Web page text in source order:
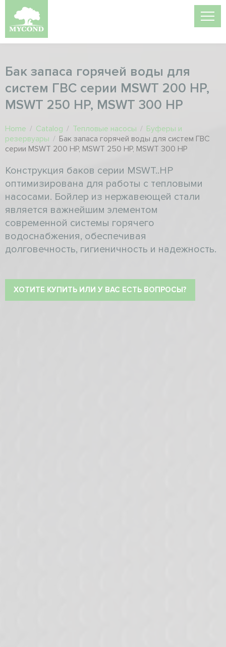
Бак запаса горячей воды для
систем ГВС серии MSWT 200 HP,
MSWT 250 HP, MSWT 300 HP
Home / Catalog / Тепловые насосы / Буферы и
резервуары / Бак запаса горячей воды для систем ГВС
серии MSWT 200 HP, MSWT 250 HP, MSWT 300 HP
Конструкция баков серии MSWT..HP
оптимизирована для работы с тепловыми
насосами. Бойлер из нержавеющей стали
является важнейшим элементом
современной системы горячего
водоснабжения, обеспечивая
долговечность, гигиеничность и надежность.
ХОТИТЕ КУПИТЬ ИЛИ У ВАС ЕСТЬ ВОПРОСЫ?